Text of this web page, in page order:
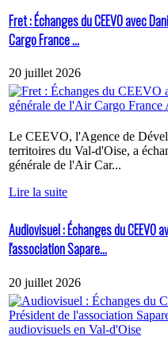
Fret : Échanges du CEEVO avec
Cargo France ...
20 juillet 2026
Le CEEVO, l'Agence de
territoires du Val-d'Oise, a
générale de l'Air Car...
Lire la suite
Audiovisuel : Échanges du CEEVO
l'association Sapare...
20 juillet 2026